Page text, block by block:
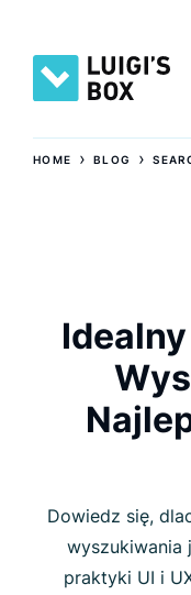
HOME ›BLOG ›
Dowiedz się,
wyszukiwania
praktyki UI i